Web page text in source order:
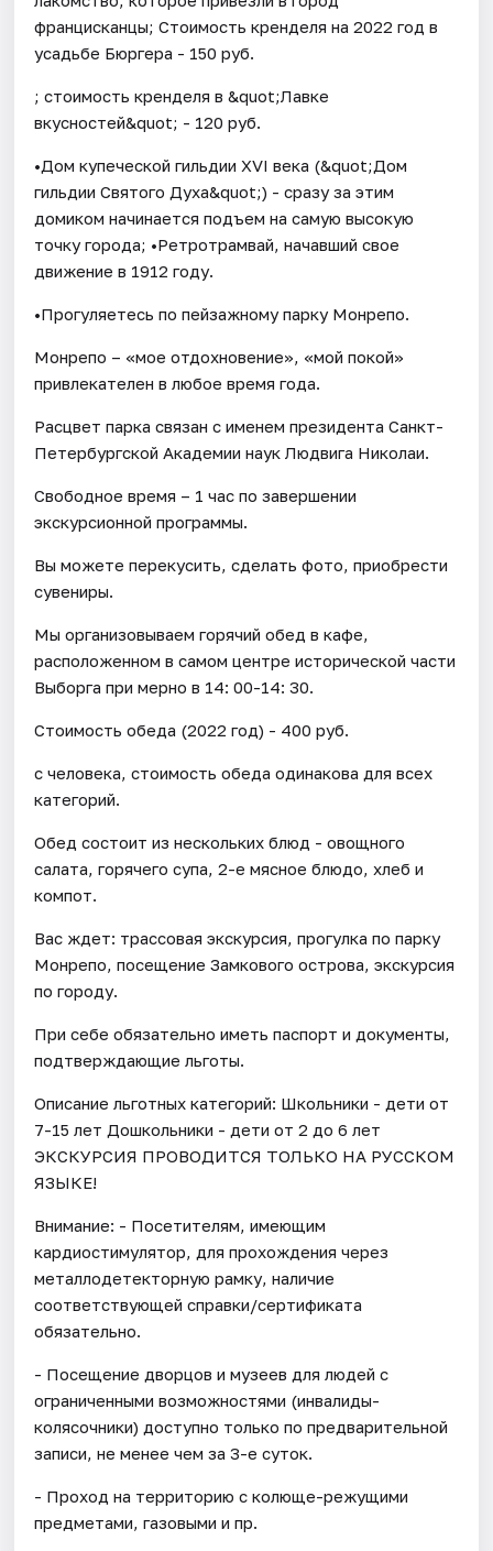
францисканцы; Стоимость кренделя на 2022 год в
усадьбе Бюргера - 150 руб.
; стоимость кренделя в &quot;Лавке
вкусностей&quot; - 120 руб.
•Дом купеческой гильдии XVI века (&quot;Дом
гильдии Святого Духа&quot;) - сразу за этим
домиком начинается подъем на самую высокую
точку города; •Ретротрамвай, начавший свое
движение в 1912 году.
•Прогуляетесь по пейзажному парку Монрепо.
Монрепо – «мое отдохновение», «мой покой»
привлекателен в любое время года.
Расцвет парка связан с именем президента Санкт-
Петербургской Академии наук Людвига Николаи.
Свободное время – 1 час по завершении
экскурсионной программы.
Вы можете перекусить, сделать фото, приобрести
сувениры.
Мы организовываем горячий обед в кафе,
расположенном в самом центре исторической части
Выборга при мерно в 14: 00-14: 30.
Стоимость обеда (2022 год) - 400 руб.
с человека, стоимость обеда одинакова для всех
категорий.
Обед состоит из нескольких блюд - овощного
салата, горячего супа, 2-е мясное блюдо, хлеб и
компот.
Вас ждет: трассовая экскурсия, прогулка по парку
Монрепо, посещение Замкового острова, экскурсия
по городу.
При себе обязательно иметь паспорт и документы,
подтверждающие льготы.
Описание льготных категорий: Школьники - дети от
7-15 лет Дошкольники - дети от 2 до 6 лет
ЭКСКУРСИЯ ПРОВОДИТСЯ ТОЛЬКО НА РУССКОМ
ЯЗЫКЕ!
Внимание: - Посетителям, имеющим
кардиостимулятор, для прохождения через
металлодетекторную рамку, наличие
соответствующей справки/сертификата
обязательно.
- Посещение дворцов и музеев для людей с
ограниченными возможностями (инвалиды-
колясочники) доступно только по предварительной
записи, не менее чем за 3-е суток.
- Проход на территорию с колюще-режущими
предметами, газовыми и пр.